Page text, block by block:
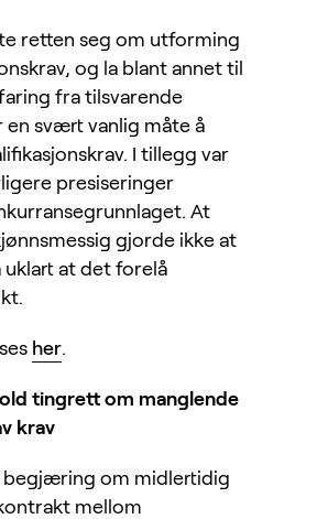
retten seg om utforming
og la blant annet til
fra tilsvarende
svært vanlig måte å
I tillegg var
presiseringer
At
gjorde ikke at
uklart at det forelå
her.
tingrett om manglende
krav
begjæring om midlertidig
mellom